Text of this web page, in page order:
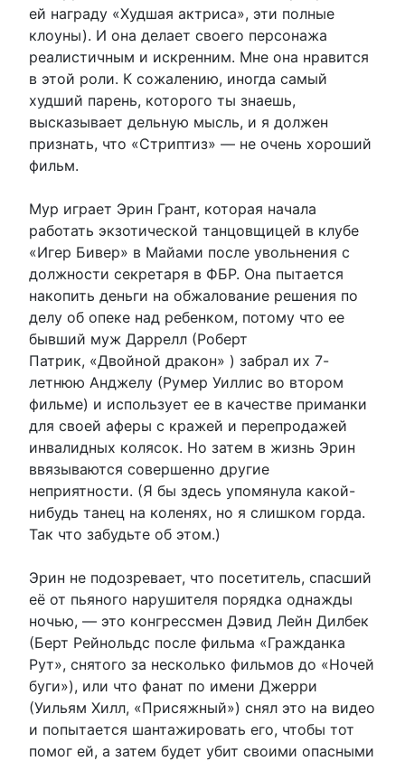
ей награду «Худшая актриса», эти полные
клоуны). И она делает своего персонажа
реалистичным и искренним. Мне она нравится
в этой роли. К сожалению, иногда самый
худший парень, которого ты знаешь,
высказывает дельную мысль, и я должен
признать, что «Стриптиз» — не очень хороший
фильм.
Мур играет Эрин Грант, которая начала
работать экзотической танцовщицей в клубе
«Игер Бивер» в Майами после увольнения с
должности секретаря в ФБР. Она пытается
накопить деньги на обжалование решения по
делу об опеке над ребенком, потому что ее
бывший муж Даррелл (Роберт
Патрик, «Двойной дракон» ) забрал их 7-
летнюю Анджелу (Румер Уиллис во втором
фильме) и использует ее в качестве приманки
для своей аферы с кражей и перепродажей
инвалидных колясок. Но затем в жизнь Эрин
ввязываются совершенно другие
неприятности. (Я бы здесь упомянула какой-
нибудь танец на коленях, но я слишком горда.
Так что забудьте об этом.)
Эрин не подозревает, что посетитель, спасший
её от пьяного нарушителя порядка однажды
ночью, — это конгрессмен Дэвид Лейн Дилбек
(Берт Рейнольдс после фильма «Гражданка
Рут», снятого за несколько фильмов до «Ночей
буги»), или что фанат по имени Джерри
(Уильям Хилл, «Присяжный») снял это на видео
и попытается шантажировать его, чтобы тот
помог ей, а затем будет убит своими опасными